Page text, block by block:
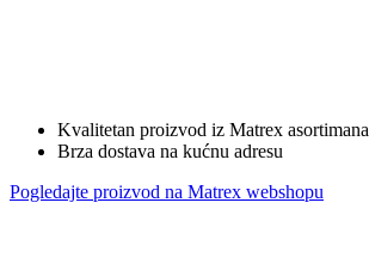
Kvalitetan proizvod iz Matrex asortimana
Brza dostava na kućnu adresu
Pogledajte proizvod na Matrex webshopu